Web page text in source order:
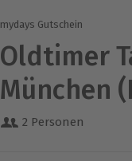
mydays Gutschein
Oldtimer
München
2 Personen